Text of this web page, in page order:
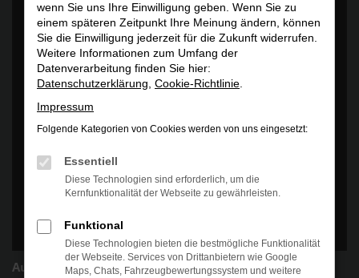
Es wird versucht, Inhalte von www.google.comzu laden. Dabei
können Daten an Dritte weitergegeben werden. Wenn Sie damit
Autohaus Chris Friedel
wenn Sie uns Ihre Einwilligung geben. Wenn Sie zu
einem späteren Zeitpunkt Ihre Meinung ändern, können
Sie die Einwilligung jederzeit für die Zukunft widerrufen.
Weitere Informationen zum Umfang der
Datenverarbeitung finden Sie hier:
Datenschutzerklärung Cookie-Richtlinie
Impressum
Folgende Kategorien von Cookies werden von uns eingesetzt:
Essentiell
Diese Technologien sind erforderlich, um die
Kernfunktionalität der Webseite zu gewährleisten.
Funktional
Diese Technologien bieten die bestmögliche Funktionalität
der Webseite. Services von Drittanbietern wie Google
Maps, Chats, Fahrzeugbewertungssystem und weitere